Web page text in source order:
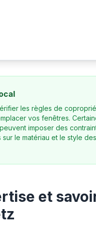
et
les règles de
vos fenêtres.
imposer des
le matériau et le style